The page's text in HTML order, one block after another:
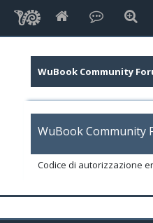
WuBook Community
WuBook Community
Codice di autorizzazione